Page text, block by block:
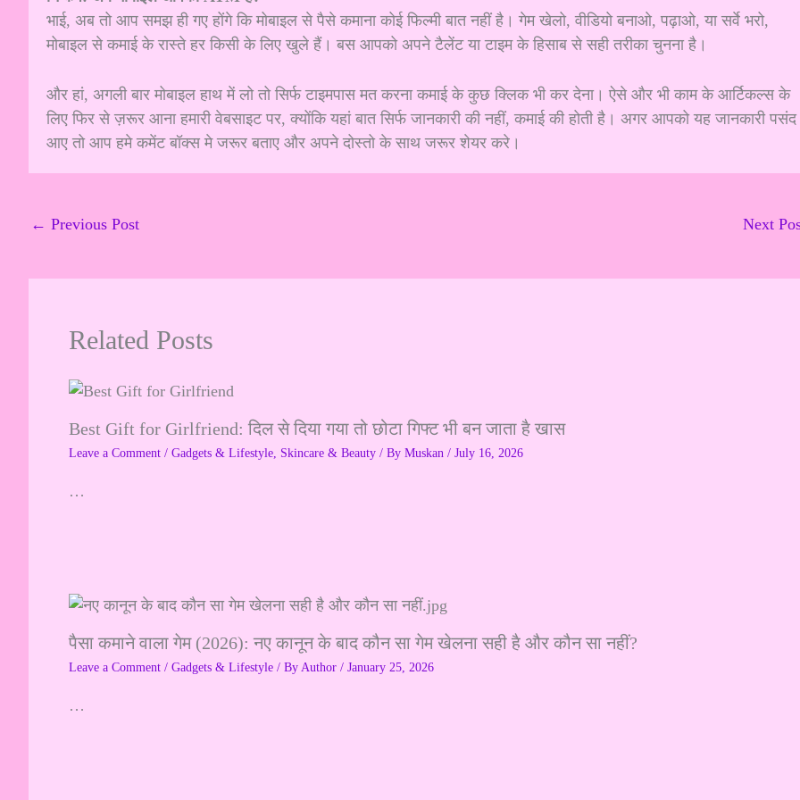
भाई, अब तो आप समझ ही गए होंगे कि मोबाइल से पैसे कमाना कोई फिल्मी बात नहीं है। गेम खेलो, वीडियो बनाओ, पढ़ाओ, या सर्वे भरो,
मोबाइल से कमाई के रास्ते हर किसी के लिए खुले हैं। बस आपको अपने टैलेंट या टाइम के हिसाब से सही तरीका चुनना है।
और हां, अगली बार मोबाइल हाथ में लो तो सिर्फ टाइमपास मत करना कमाई के कुछ क्लिक भी कर देना। ऐसे और भी काम के आर्टिकल्स के
लिए फिर से ज़रूर आना हमारी वेबसाइट पर, क्योंकि यहां बात सिर्फ जानकारी की नहीं, कमाई की होती है। अगर आपको यह जानकारी पसंद
आए तो आप हमे कमेंट बॉक्स मे जरूर बताए और अपने दोस्तो के साथ जरूर शेयर करे।
← Previous Post Next
Related Posts
Best Gift for Girlfriend: दिल से दिया गया तो छोटा गिफ्ट भी बन जाता है खास
Leave a Comment / Gadgets & Lifestyle Skincare & Beauty / By Muskan / July 16, 2026
…
पैसा कमाने वाला गेम (2026): नए कानून के बाद कौन सा गेम खेलना सही है और कौन सा नहीं?
Leave a Comment / Gadgets & Lifestyle / By Author / January 25, 2026
…